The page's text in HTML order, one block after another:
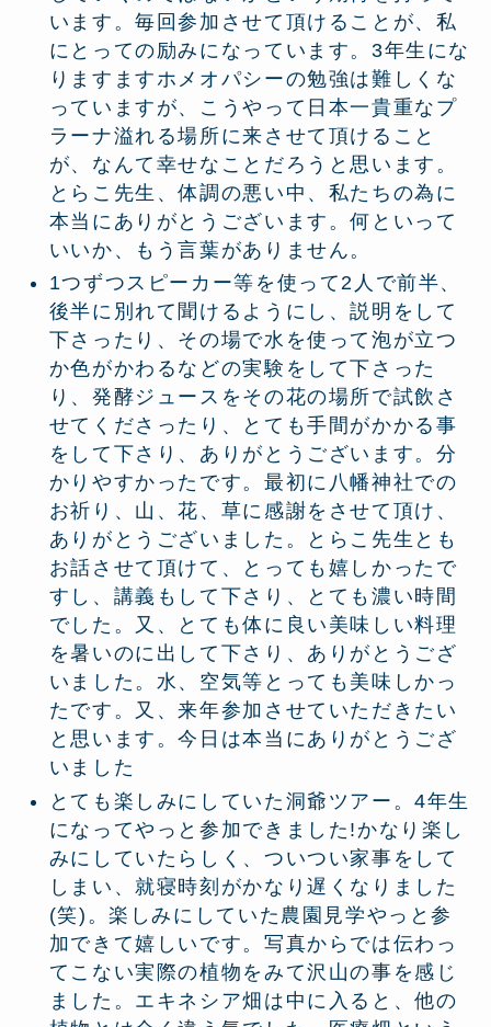
います。毎回参加させて頂けることが、私
にとっての励みになっています。3年生にな
りますますホメオパシーの勉強は難しくな
っていますが、こうやって日本一貴重なプ
ラーナ溢れる場所に来させて頂けること
が、なんて幸せなことだろうと思います。
とらこ先生、体調の悪い中、私たちの為に
本当にありがとうございます。何といって
いいか、もう言葉がありません。
1つずつスピーカー等を使って2人で前半、
後半に別れて聞けるようにし、説明をして
下さったり、その場で水を使って泡が立つ
か色がかわるなどの実験をして下さった
り、発酵ジュースをその花の場所で試飲さ
せてくださったり、とても手間がかかる事
をして下さり、ありがとうございます。分
かりやすかったです。最初に八幡神社での
お祈り、山、花、草に感謝をさせて頂け、
ありがとうございました。とらこ先生とも
お話させて頂けて、とっても嬉しかったで
すし、講義もして下さり、とても濃い時間
でした。又、とても体に良い美味しい料理
を暑いのに出して下さり、ありがとうござ
いました。水、空気等とっても美味しかっ
たです。又、来年参加させていただきたい
と思います。今日は本当にありがとうござ
いました
とても楽しみにしていた洞爺ツアー。4年生
になってやっと参加できました!かなり楽し
みにしていたらしく、ついつい家事をして
しまい、就寝時刻がかなり遅くなりました
(笑)。楽しみにしていた農園見学やっと参
加できて嬉しいです。写真からでは伝わっ
てこない実際の植物をみて沢山の事を感じ
ました。エキネシア畑は中に入ると、他の